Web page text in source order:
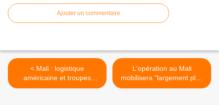
Ajouter un commentaire
< Mali : logistique
américaine et troupes
tchadiennes
L'opération au Mali
mobilisera "largement plus
de 3 000 soldats français